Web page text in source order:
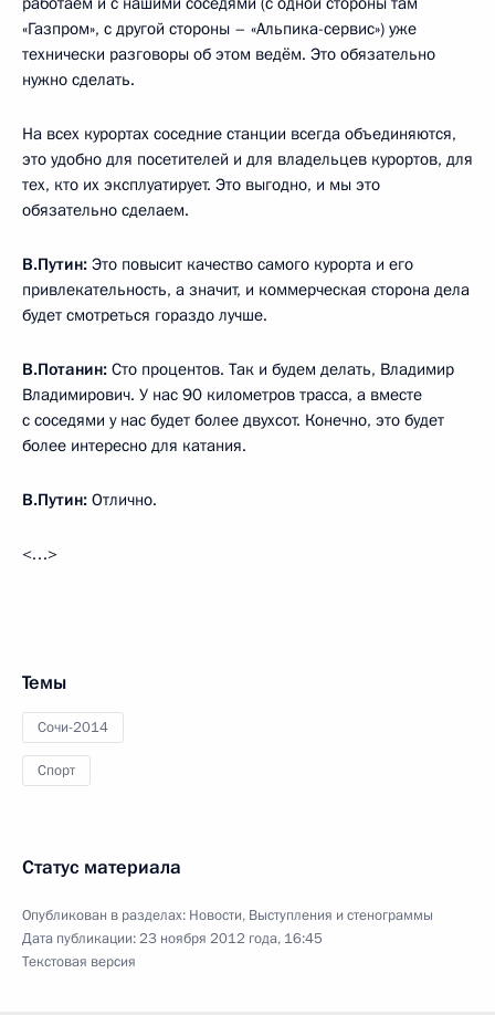
«Газпром», с другой стороны – «Альпика-сервис») уже
технически разговоры об этом ведём. Это обязательно
нужно сделать.
На всех курортах соседние станции всегда объединяются,
это удобно для посетителей и для владельцев курортов, для
тех, кто их эксплуатирует. Это выгодно, и мы это
обязательно сделаем.
В.Путин: Это повысит качество самого курорта и его
привлекательность, а значит, и коммерческая сторона дела
будет смотреться гораздо лучше.
В.Потанин: Сто процентов. Так и будем делать, Владимир
Владимирович. У нас 90 километров трасса, а вместе
с соседями у нас будет более двухсот. Конечно, это будет
более интересно для катания.
В.Путин: Отлично.
<…>
Темы
Сочи-2014
Спорт
Статус материала
Опубликован в разделах: Новости, Выступления и стенограммы
Дата публикации:23 ноября 2012 года, 16:45
Текстовая версия